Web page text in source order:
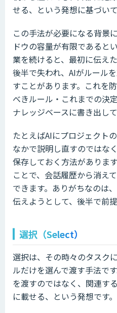
せる、という発想に基づいて
この手法が必要になる背景
ドウの容量が有限であると
業を続けると、最初に伝え
後半で失われ、AIがルール
すことがあります。これを
べきルール・これまでの決
ナレッジベースに書き出して
たとえばAIにプロジェクト
なかで説明し直すのではな
保存しておく方法がありま
ことで、会話履歴から消え
できます。ありがちなのは
伝えようとして、後半で前
選択（Select）
選択は、その時々のタスク
ルだけを選んで渡す手法で
を渡すのではなく、関連す
に載せる、という発想です。